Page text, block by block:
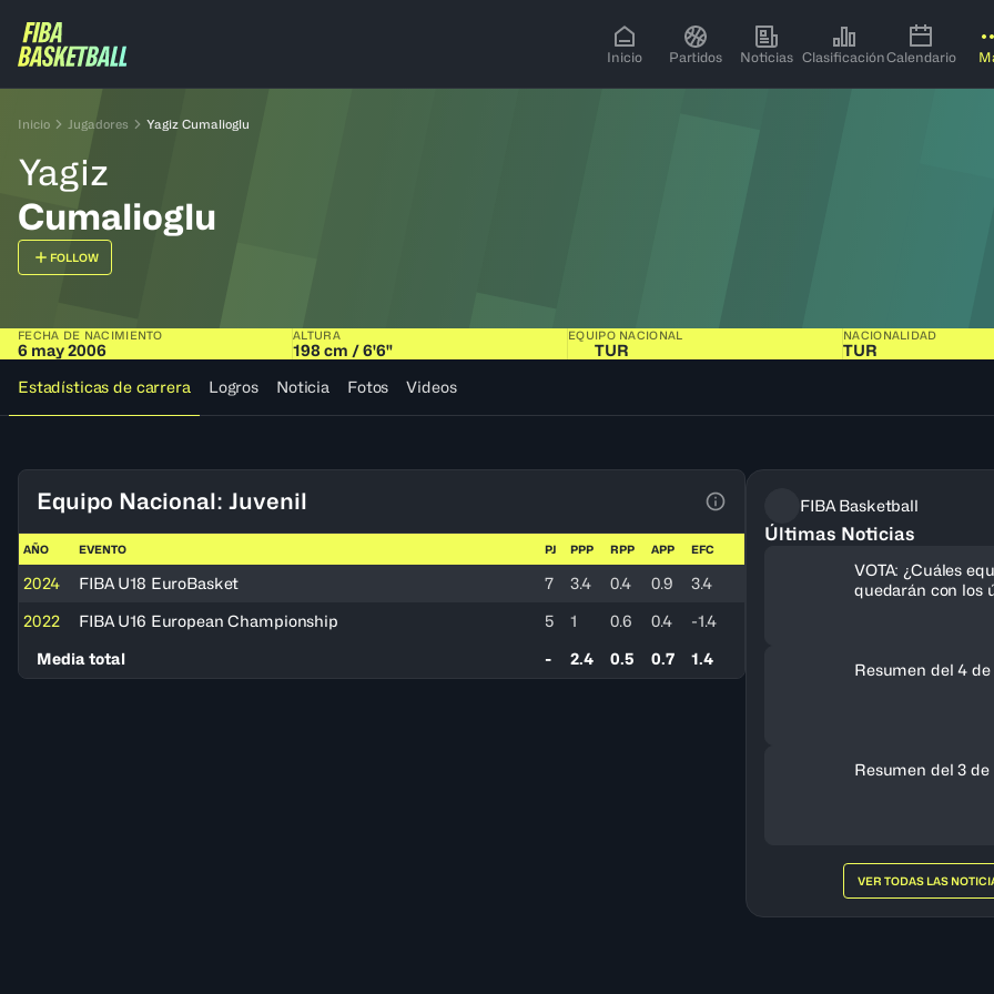
Inicio Partidos Noticias ClasificaciónCalendario
Inicio Jugadores Yagiz Cumalioglu
Yagiz
Cumalioglu
FOLLOW
FECHA DE NACIMIENTO
6 may 2006
ALTURA
198 cm / 6'6"
EQUIPO NACIONAL
TUR
NACIONALIDAD
TUR
Estadísticas de carrera
Logros Noticia Fotos Videos
Equipo Nacional: Juvenil
Ver la leyenda
AÑO EVENTO PJ PPP RPP APP EFC
2024 FIBA U18 EuroBasket 7 3.4 0.4 0.9
3.4
2022
FIBA U16 European Championship 5 1 0.6 0.4
-1.4
Media total
- 2.4 0.5 0.7 1.4
FIBA Basketball
Últimas Noticias
VOTA: ¿Cuáles
quedarán con los
Resumen del 4 de
Resumen del 3 de
VER TODAS LAS